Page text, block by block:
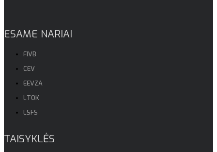
ESAME NARIAI
FIVB
CEV
EEVZA
LTOK
LSFS
TAISYKLĖS